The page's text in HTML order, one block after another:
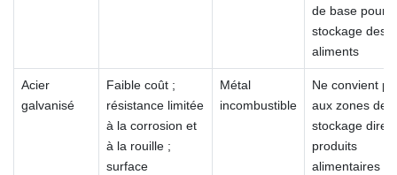
de base pour
stockage des
aliments
Acier
galvanisé
Faible coût ;
résistance limitée
à la corrosion et
à la rouille ;
surface
Métal
incombustible
Ne convient
aux zones de
stockage
produits
alimentaires ou